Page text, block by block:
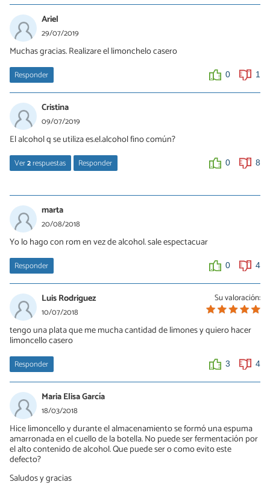
Ariel
29/07/2019
Muchas gracias. Realizare el limonchelo casero
Responder 0 1
Cristina
09/07/2019
El alcohol q se utiliza es.el.alcohol fino común?
Ver2respuestas Responder 0 8
29/08/2019
si Cristina el alcohol que se utiliza es el fino etilico que se compra
en farmacia o supermercados y dice de uso alimenticio
Daniel
01/09/2020
Un amigo italiano lo prepara con alcohol tridestilado. o alcohol de
cereal. Es un poco mas caro. sabe muy rico. Saludos.
marta
20/08/2018
Yo lo hago con rom en vez de alcohol. sale espectacuar
Responder 0 4
Su valoración:
Luis Rodriguez
10/07/2018
tengo una plata que me mucha cantidad de limones y quiero hacer
limoncello casero
Responder 3 4
Maria Elisa García
18/03/2018
Hice limoncello y durante el almacenamiento se formó una espuma
amarronada en el cuello de la botella. No puede ser fermentación por
el alto contenido de alcohol. Que puede ser o como evito este
defecto?
Saludos y gracias